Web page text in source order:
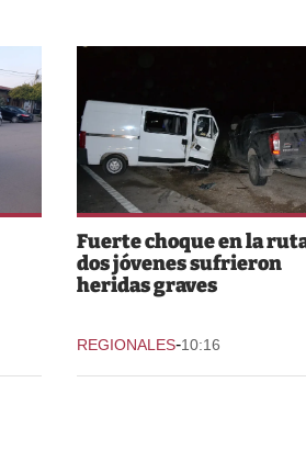
Fuerte choque en la
dos jóvenes sufrieron
heridas graves
REGIONALES-10:16